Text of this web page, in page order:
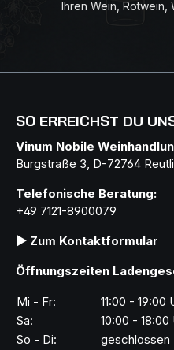
Ihren Wein, Rotwein,
SO ERREICHST DU
Vinum Nobile
Burgstraße 3, D-72764
Telefonische Beratung:
+49 7121-8900079
▶ Zum Kontaktformular
Öffnungszeiten
Mi - Fr:
11:00 - 19:00
Sa:
10:00 - 18:00
So - Di:
geschlossen